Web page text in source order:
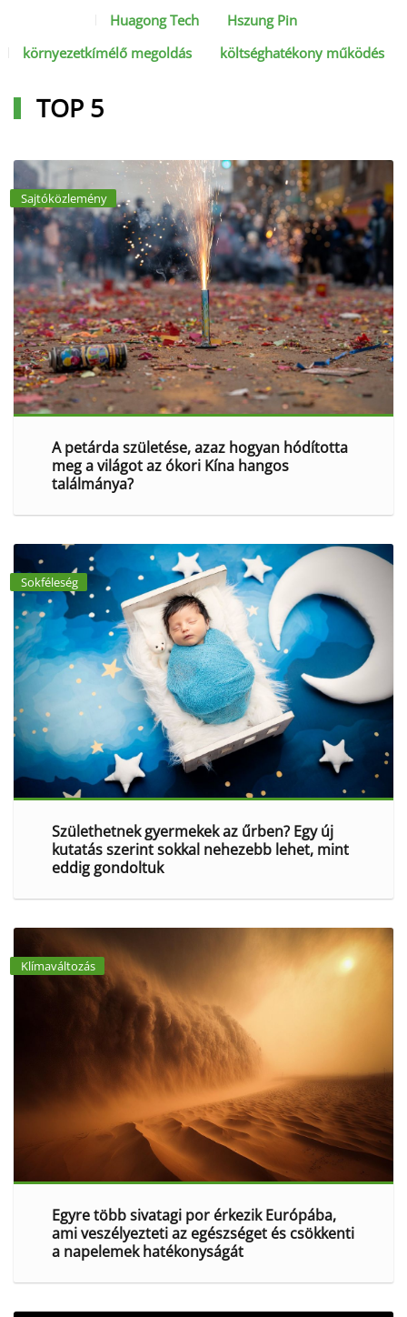
Huagong Tech
Hszung Pin
környezetkímélő megoldás
költséghatékony működés
TOP 5
Sajtóközlemény
A petárda születése, azaz hogyan hódította
meg a világot az ókori Kína hangos
találmánya?
Sokféleség
Születhetnek gyermekek az űrben? Egy új
kutatás szerint sokkal nehezebb lehet, mint
eddig gondoltuk
Klímaváltozás
Egyre több sivatagi por érkezik Európába,
ami veszélyezteti az egészséget és csökkenti
a napelemek hatékonyságát